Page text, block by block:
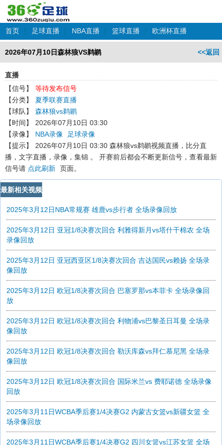
首页 | 足球直播 | NBA直播 | 篮球直播 | 欧洲杯直播
<<返回
2026年07月10日森林狼VS鹈鹕
直播
【信号】
等待发布信号
【分类】
夏季联赛直播
【球队】
森林狼vs鹈鹕
【时间】
2026年07月10日 03:30
【录像】
NBA录像
足球录像
【提示】
2026年07月10日 03:30 森林狼vs鹈鹕视频直播，比分直
播，文字直播，录像，集锦 。 开赛前后都会不断更新信号，查看最新
信号请 点此刷新 页面。
最新相关视频
2025年3月12日NBA常规赛 雄鹿vs步行者 全场录像回放
2025年3月12日 亚冠1/8决赛次回合 利雅得新月vs塔什干棉农 全场
录像回放
2025年3月12日 亚冠西亚区1/8决赛次回合 吉达国民vs赖扬 全场录
像回放
2025年3月12日 欧冠1/8决赛次回合 巴塞罗那vs本菲卡 全场录像回
放
2025年3月12日 欧冠1/8决赛次回合 利物浦vs巴黎圣日耳曼 全场录
像回放
2025年3月12日 欧冠1/8决赛次回合 勒沃库森vs拜仁慕尼黑 全场录
像回放
2025年3月12日 欧冠1/8决赛次回合 国际米兰vs 费耶诺德 全场录像
回放
2025年3月11日WCBA季后赛1/4决赛G2 内蒙古女篮vs新疆女篮 全
场录像回放
2025年3月11日WCBA季后赛1/4决赛G2 四川女篮vs江苏女篮 全场